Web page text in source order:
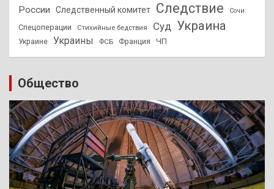
России
Следственный комитет Следствие Сочи
Спецоперации Стихийные бедствия Суд Украина
Украине Украины ФСБ Франция ЧП
Общество